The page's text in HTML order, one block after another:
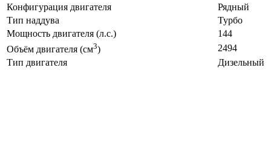
Конфигурация двигателя
Рядный
Тип наддува
Турбо
Мощность двигателя (л.с.)
144
Объём двигателя (см3)
2494
Тип двигателя
Дизельный